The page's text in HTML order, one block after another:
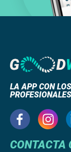
LA APP CON
CONTACTA